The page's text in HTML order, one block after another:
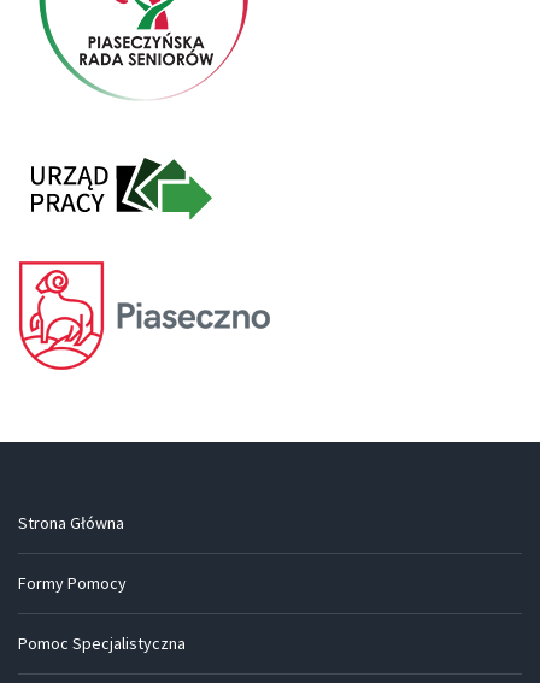
Strona Główna
Formy Pomocy
Pomoc Specjalistyczna